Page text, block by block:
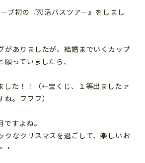
ブ初の『恋活バスツアー』をしまし
がありましたが、結婚までいくカップ
っていましたら、
た！！（←宝くじ、１等出ましたァ
。フフフ）
すよね。
クなクリスマスを過ごして、楽しいお
・